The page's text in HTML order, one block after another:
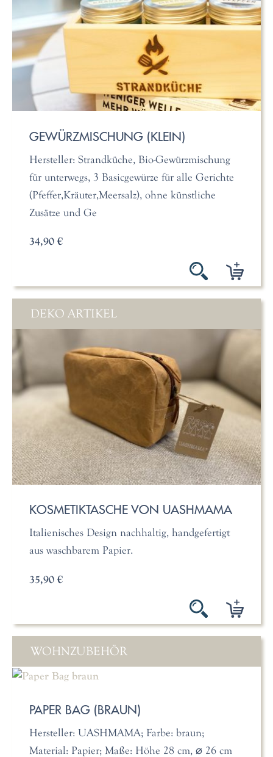
GEWÜRZMISCHUNG (KLEIN)
Hersteller: Strandküche, Bio-Gewürzmischung
für unterwegs, 3 Basicgewürze für alle Gerichte
(Pfeffer,Kräuter,Meersalz), ohne künstliche
Zusätze und Ge
34,90 €
DEKO ARTIKEL
KOSMETIKTASCHE VON UASHMAMA
Italienisches Design nachhaltig, handgefertigt
aus waschbarem Papier.
35,90 €
WOHNZUBEHÖR
PAPER BAG (BRAUN)
Hersteller: UASHMAMA; Farbe: braun;
Material: Papier; Maße: Höhe 28 cm, ⌀ 26 cm